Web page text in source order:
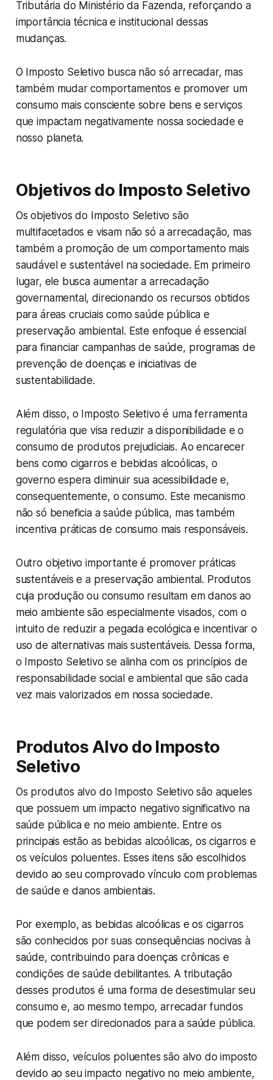
Tributária do Ministério da Fazenda, reforçando a
importância técnica e institucional dessas
mudanças.
O Imposto Seletivo busca não só arrecadar, mas
também mudar comportamentos e promover um
consumo mais consciente sobre bens e serviços
que impactam negativamente nossa sociedade e
nosso planeta.
Objetivos do Imposto Seletivo
Os objetivos do Imposto Seletivo são
multifacetados e visam não só a arrecadação, mas
também a promoção de um comportamento mais
saudável e sustentável na sociedade. Em primeiro
lugar, ele busca aumentar a arrecadação
governamental, direcionando os recursos obtidos
para áreas cruciais como saúde pública e
preservação ambiental. Este enfoque é essencial
para financiar campanhas de saúde, programas de
prevenção de doenças e iniciativas de
sustentabilidade.
Além disso, o Imposto Seletivo é uma ferramenta
regulatória que visa reduzir a disponibilidade e o
consumo de produtos prejudiciais. Ao encarecer
bens como cigarros e bebidas alcoólicas, o
governo espera diminuir sua acessibilidade e,
consequentemente, o consumo. Este mecanismo
não só beneficia a saúde pública, mas também
incentiva práticas de consumo mais responsáveis.
Outro objetivo importante é promover práticas
sustentáveis e a preservação ambiental. Produtos
cuja produção ou consumo resultam em danos ao
meio ambiente são especialmente visados, com o
intuito de reduzir a pegada ecológica e incentivar o
uso de alternativas mais sustentáveis. Dessa forma,
o Imposto Seletivo se alinha com os princípios de
responsabilidade social e ambiental que são cada
vez mais valorizados em nossa sociedade.
Produtos Alvo do Imposto
Seletivo
Os produtos alvo do Imposto Seletivo são aqueles
que possuem um impacto negativo significativo na
saúde pública e no meio ambiente. Entre os
principais estão as bebidas alcoólicas, os cigarros e
os veículos poluentes. Esses itens são escolhidos
devido ao seu comprovado vínculo com problemas
de saúde e danos ambientais.
Por exemplo, as bebidas alcoólicas e os cigarros
são conhecidos por suas consequências nocivas à
saúde, contribuindo para doenças crônicas e
condições de saúde debilitantes. A tributação
desses produtos é uma forma de desestimular seu
consumo e, ao mesmo tempo, arrecadar fundos
que podem ser direcionados para a saúde pública.
Além disso, veículos poluentes são alvo do imposto
devido ao seu impacto negativo no meio ambiente,